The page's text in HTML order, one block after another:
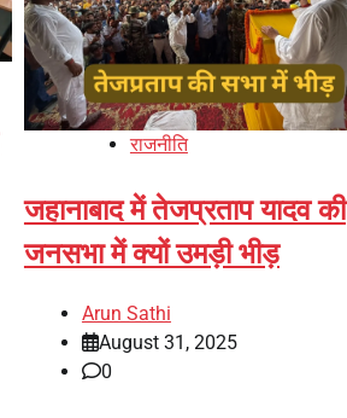
राजनीति
जहानाबाद में तेजप्रताप यादव की
जनसभा में क्यों उमड़ी भीड़
Arun Sathi
August 31, 2025
0